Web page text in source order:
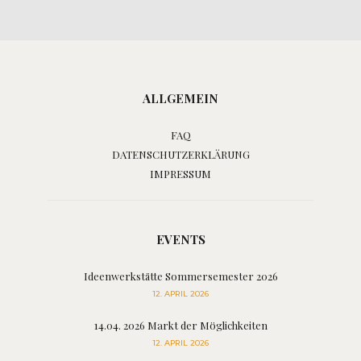
ALLGEMEIN
FAQ
DATENSCHUTZERKLÄRUNG
IMPRESSUM
EVENTS
Ideenwerkstätte Sommersemester 2026
12. APRIL 2026
14.04. 2026 Markt der Möglichkeiten
12. APRIL 2026